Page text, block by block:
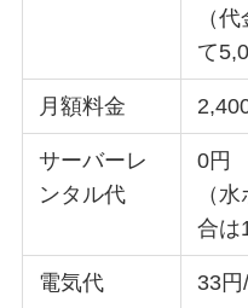
（
て
月額料金
サーバーレ
ンタル代
0円
（
合は
電気代 33円